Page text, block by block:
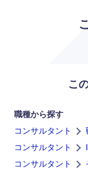
こ
職種から探す
コンサルタント
コンサルタント
コンサルタント